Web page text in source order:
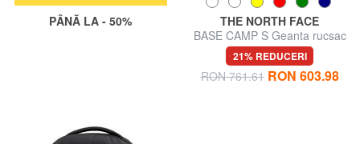
PÂNĂ LA - 50%
THE NORTH FACE
BASE CAMP S Geanta rucsac
21% REDUCERI
RON 761.61 RON 603.98